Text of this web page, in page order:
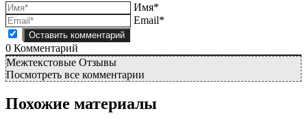
Имя*
Email*
0 Комментарий
Межтекстовые Отзывы
Посмотреть все комментарии
Похожие материалы